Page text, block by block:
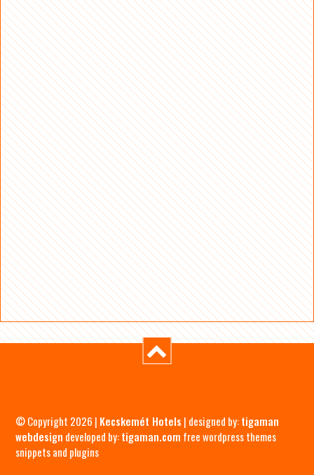
© Copyright 2026 | Kecskemét Hotels | designed by:tigaman
webdesign developed by:tigaman.com free wordpress themes
snippets and plugins